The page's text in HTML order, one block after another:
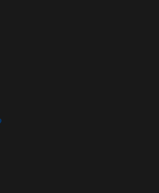
en nueva ventana)
en nueva ventana)